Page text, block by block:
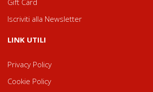
Iscriviti alla Newsletter
LINK UTILI
Privacy Policy
Cookie Policy